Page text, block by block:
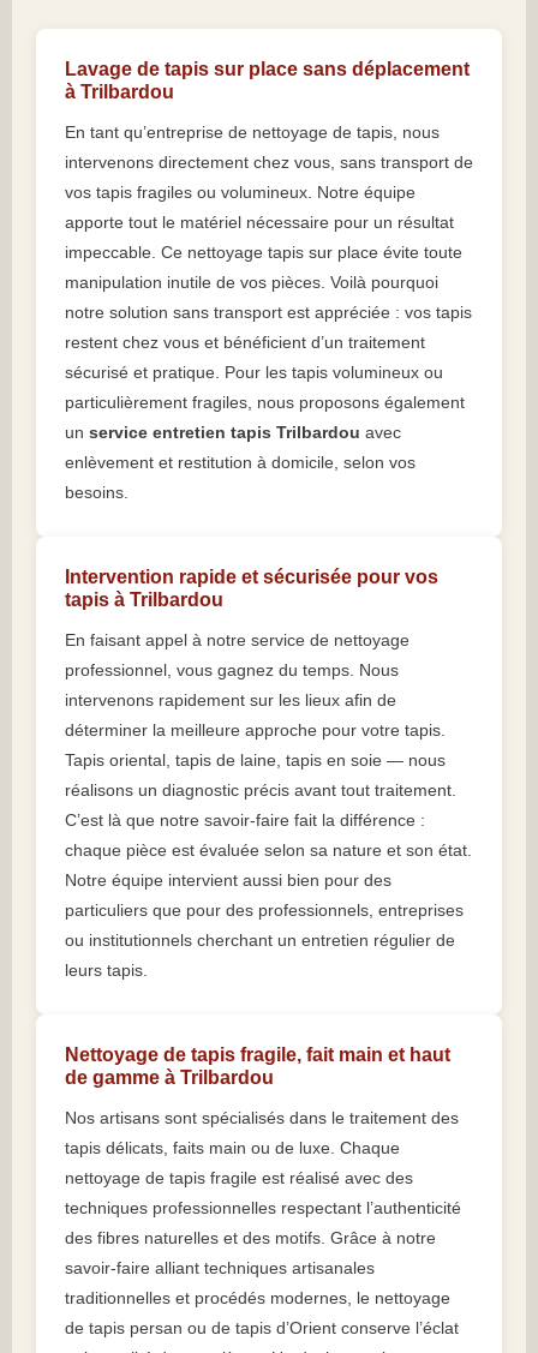
Lavage de tapis sur place sans déplacement
à Trilbardou
En tant qu’entreprise de nettoyage de tapis, nous
intervenons directement chez vous, sans transport de
vos tapis fragiles ou volumineux. Notre équipe
apporte tout le matériel nécessaire pour un résultat
impeccable. Ce nettoyage tapis sur place évite toute
manipulation inutile de vos pièces. Voilà pourquoi
notre solution sans transport est appréciée : vos tapis
restent chez vous et bénéficient d’un traitement
sécurisé et pratique. Pour les tapis volumineux ou
particulièrement fragiles, nous proposons également
un service entretien tapis Trilbardou avec
enlèvement et restitution à domicile, selon vos
besoins.
Intervention rapide et sécurisée pour vos
tapis à Trilbardou
En faisant appel à notre service de nettoyage
professionnel, vous gagnez du temps. Nous
intervenons rapidement sur les lieux afin de
déterminer la meilleure approche pour votre tapis.
Tapis oriental, tapis de laine, tapis en soie — nous
réalisons un diagnostic précis avant tout traitement.
C’est là que notre savoir-faire fait la différence :
chaque pièce est évaluée selon sa nature et son état.
Notre équipe intervient aussi bien pour des
particuliers que pour des professionnels, entreprises
ou institutionnels cherchant un entretien régulier de
leurs tapis.
Nettoyage de tapis fragile, fait main et haut
de gamme à Trilbardou
Nos artisans sont spécialisés dans le traitement des
tapis délicats, faits main ou de luxe. Chaque
nettoyage de tapis fragile est réalisé avec des
techniques professionnelles respectant l’authenticité
des fibres naturelles et des motifs. Grâce à notre
savoir-faire alliant techniques artisanales
traditionnelles et procédés modernes, le nettoyage
de tapis persan ou de tapis d’Orient conserve l’éclat